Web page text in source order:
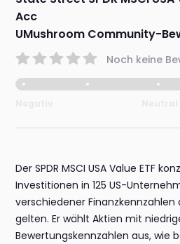
Acc
UMushroom Community-
Noch keine
Der SPDR MSCI USA Value ETF
Investitionen in 125 US-
verschiedener
gelten. Er wählt Aktien mit
Bewertungskennzahlen aus, wie